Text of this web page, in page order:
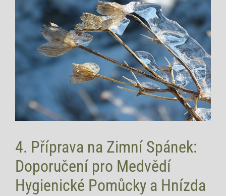
4. Příprava na Zimní⁣ Spánek:
Doporučení pro Medvědí
Hygienické Pomůcky a Hnízda